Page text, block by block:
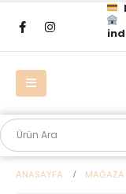
ANASAYFA MAĞAZA